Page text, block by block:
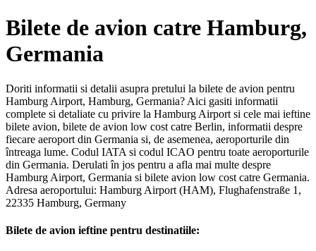
Bilete de avion catre Hamburg,
Germania
Doriti informatii si detalii asupra pretului la bilete de avion pentru
Hamburg Airport, Hamburg, Germania? Aici gasiti informatii
complete si detaliate cu privire la Hamburg Airport si cele mai ieftine
bilete avion, bilete de avion low cost catre Berlin, informatii despre
fiecare aeroport din Germania si, de asemenea, aeroporturile din
întreaga lume. Codul IATA si codul ICAO pentru toate aeroporturile
din Germania. Derulati în jos pentru a afla mai multe despre
Hamburg Airport, Germania si bilete avion low cost catre Germania.
Adresa aeroportului: Hamburg Airport (HAM), Flughafenstraße 1,
22335 Hamburg, Germany
Bilete de avion ieftine pentru destinatiile: